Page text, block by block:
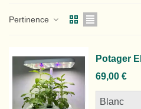
Pertinence
Potager
69,00 €